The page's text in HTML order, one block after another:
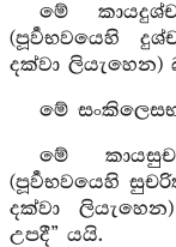
මේ
(පූර්‍වභවයෙහි
දක්වා ලියැහෙන)
මේ
මේ
(පූර්‍වභවයෙහි
දක්වා
උපදී” යයි.